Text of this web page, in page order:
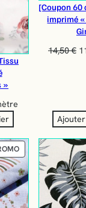
»
[Coupon 60
imprimé
14,50€
PRODUIT
EN
PROMOTION